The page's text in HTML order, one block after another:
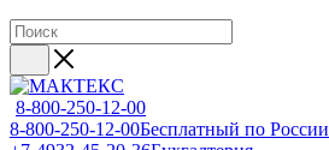
8-800-250-12-00
8-800-250-12-00Бесплатный по России